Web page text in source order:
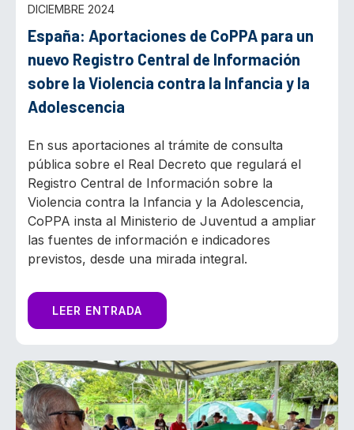
DICIEMBRE 2024
España: Aportaciones de CoPPA para un
nuevo Registro Central de Información
sobre la Violencia contra la Infancia y la
Adolescencia
En sus aportaciones al trámite de consulta
pública sobre el Real Decreto que regulará el
Registro Central de Información sobre la
Violencia contra la Infancia y la Adolescencia,
CoPPA insta al Ministerio de Juventud a ampliar
las fuentes de información e indicadores
previstos, desde una mirada integral.
LEER ENTRADA